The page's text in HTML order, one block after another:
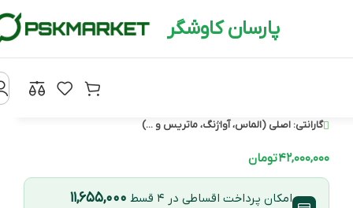
پارسان کاوشگر
گارانتی: اصلی (الماس، آواژنگ، ماتریس و ...)
۴۲,۰۰۰,۰۰۰تومان
امکان پرداخت اقساطی در ۴ قسط ۱۱,۶۵۵,۰۰۰